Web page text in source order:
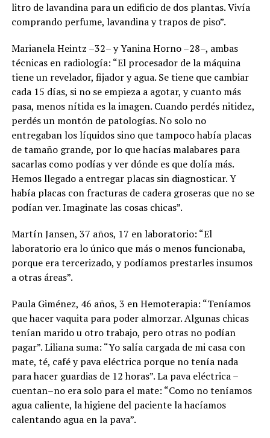
litro de lavandina para un edificio de dos plantas. Vivía
comprando perfume, lavandina y trapos de piso”.
Marianela Heintz –32– y Yanina Horno –28–, ambas
técnicas en radiología: “El procesador de la máquina
tiene un revelador, fijador y agua. Se tiene que cambiar
cada 15 días, si no se empieza a agotar, y cuanto más
pasa, menos nítida es la imagen. Cuando perdés nitidez,
perdés un montón de patologías. No solo no
entregaban los líquidos sino que tampoco había placas
de tamaño grande, por lo que hacías malabares para
sacarlas como podías y ver dónde es que dolía más.
Hemos llegado a entregar placas sin diagnosticar. Y
había placas con fracturas de cadera groseras que no se
podían ver. Imaginate las cosas chicas”.
Martín Jansen, 37 años, 17 en laboratorio: “El
laboratorio era lo único que más o menos funcionaba,
porque era tercerizado, y podíamos prestarles insumos
a otras áreas”.
Paula Giménez, 46 años, 3 en Hemoterapia: “Teníamos
que hacer vaquita para poder almorzar. Algunas chicas
tenían marido u otro trabajo, pero otras no podían
pagar”. Liliana suma: “Yo salía cargada de mi casa con
mate, té, café y pava eléctrica porque no tenía nada
para hacer guardias de 12 horas”. La pava eléctrica –
cuentan–no era solo para el mate: “Como no teníamos
agua caliente, la higiene del paciente la hacíamos
calentando agua en la pava”.